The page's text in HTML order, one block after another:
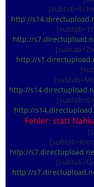
http://
http://
http://
http://
http://
Fehler: statt
http://
http://